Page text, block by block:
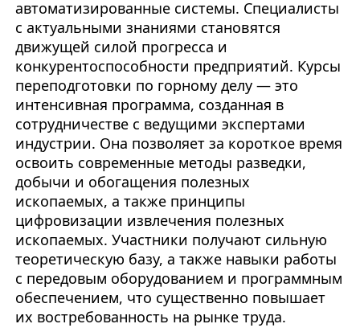
автоматизированные системы. Специалисты
с актуальными знаниями становятся
движущей силой прогресса и
конкурентоспособности предприятий. Курсы
переподготовки по горному делу — это
интенсивная программа, созданная в
сотрудничестве с ведущими экспертами
индустрии. Она позволяет за короткое время
освоить современные методы разведки,
добычи и обогащения полезных
ископаемых, а также принципы
цифровизации извлечения полезных
ископаемых. Участники получают сильную
теоретическую базу, а также навыки работы
с передовым оборудованием и программным
обеспечением, что существенно повышает
их востребованность на рынке труда.